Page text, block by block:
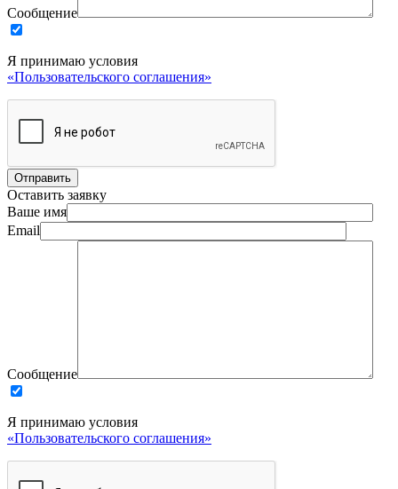
Сообщение
Я принимаю условия
«Пользовательского соглашения»
Оставить заявку
Ваше имя
Email
Сообщение
Я принимаю условия
«Пользовательского соглашения»